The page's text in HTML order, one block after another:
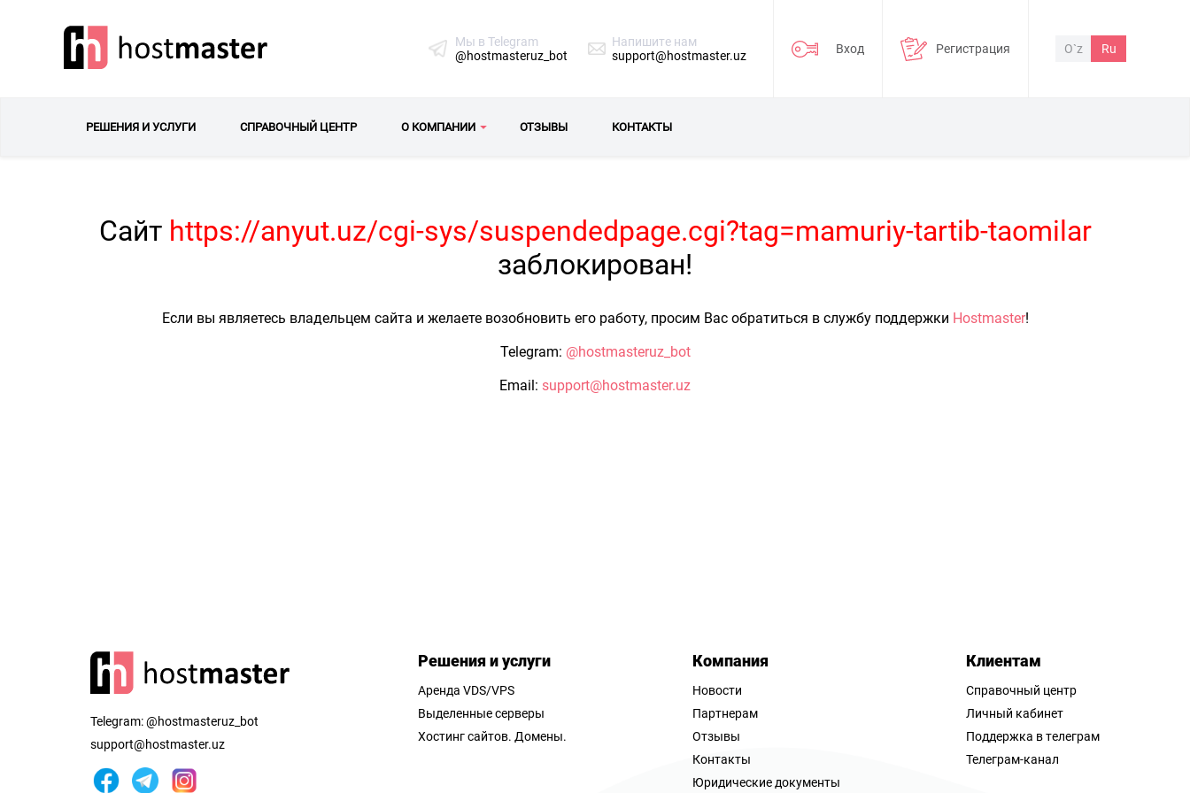
Мы в Telegram
@hostmasteruz_bot
Напишите нам
support@hostmaster.uz
Вход Регистрация O`z Ru
РЕШЕНИЯ И УСЛУГИ СПРАВОЧНЫЙ ЦЕНТР О КОМПАНИИ ОТЗЫВЫ КОНТАКТЫ
Сайт https://anyut.uz/cgi-sys/suspendedpage.cgi?tag=mamuriy-tartib-taomilar
заблокирован!
Если вы являетесь владельцем сайта и желаете возобновить его работу, просим Вас обратиться в службу поддержки Hostmaster!
Telegram: @hostmasteruz_bot
Email: support@hostmaster.uz
Telegram:@hostmasteruz_bot
support@hostmaster.uz
Решения и услуги
Аренда VDS/VPS
Выделенные серверы
Хостинг сайтов. Домены.
Компания
Новости
Партнерам
Отзывы
Контакты
Юридические документы
Клиентам
Справочный центр
Личный кабинет
Поддержка в телеграм
Телеграм-канал